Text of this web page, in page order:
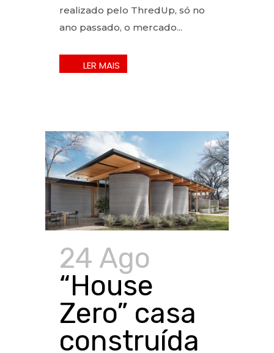
realizado pelo ThredUp, só no
ano passado, o mercado...
24 Ago
“House
Zero” casa
construída